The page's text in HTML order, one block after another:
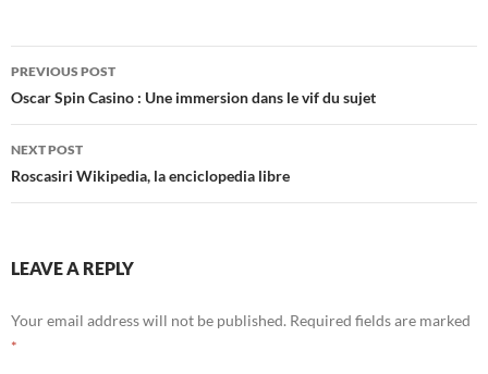
Post
navigation
PREVIOUS POST
Oscar Spin Casino : Une immersion dans le vif du sujet
NEXT POST
Roscasiri Wikipedia, la enciclopedia libre
LEAVE A REPLY
Your email address will not be published. Required fields are marked
*